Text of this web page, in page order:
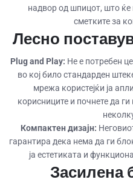
надвор од шпицот, што ќе
сметките за
Лесно
Plug and Play: Не е потребен
во кој било стандарден
мрежа користејќи ја
корисниците и почнете да
Компактен дизајн:
гарантира дека нема да ги
ја естетиката и
Засилена